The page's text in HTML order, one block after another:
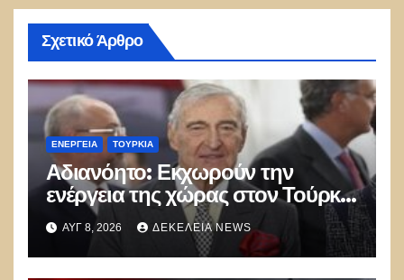
Σχετικό Άρθρο
ΕΝΈΡΓΕΙΑ ΤΟΥΡΚΊΑ
Αδιανόητο: Εκχωρούν την
ενέργεια της χώρας στον Τούρκο
επιχειρηματία Ράχμι Κοτς –
«Παίρνει» όλη την Κρήτη!
ΑΥΓ 8, 2026 ΔΕΚΈΛΕΙΑ NEWS